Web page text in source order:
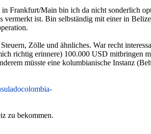
Frankfurt/Main bin ich da nicht sonderlich
ist. Bin selbständig mit einer in
Zölle und ähnliches. War recht
richtig erinnere) 100.000 USD mitbringen
müsste eine kolumbianische Instanz
zu bekommen.